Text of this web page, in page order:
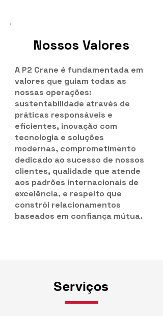
Nossos Valores
A P2 Crane é fundamentada em
valores que guiam todas as
nossas operações:
sustentabilidade através de
práticas responsáveis e
eficientes, inovação com
tecnologia e soluções
modernas, comprometimento
dedicado ao sucesso de nossos
clientes, qualidade que atende
aos padrões internacionais de
excelência, e respeito que
constrói relacionamentos
baseados em confiança mútua.
Serviços